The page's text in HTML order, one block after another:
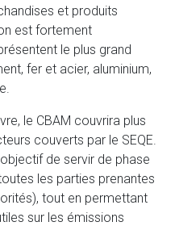
et produits
est fortement
le plus grand
fer et acier, aluminium,
le CBAM couvrira plus
couverts par le SEQE.
de servir de phase
les parties prenantes
tout en permettant
sur les émissions